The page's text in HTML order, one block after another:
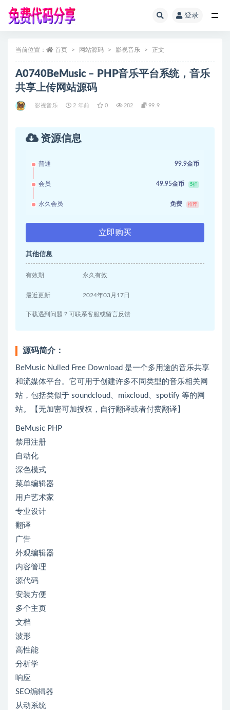
登录
当前位置： 首页 网站源码 影视音乐 正文
A0740BeMusic – PHP音乐平台系统，音乐
共享上传网站源码
影视音乐 2 年前 0 282 99.9
资源信息
普通 99.9金币
会员 49.95金币 5折
永久会员 免费 推荐
立即购买
其他信息
有效期 永久有效
最近更新 2024年03月17日
下载遇到问题？可联系客服或留言反馈
源码简介：
BeMusic Nulled Free Download 是一个多用途的音乐共享
和流媒体平台。它可用于创建许多不同类型的音乐相关网
站，包括类似于 soundcloud、mixcloud、spotify 等的网
站。【无加密可加授权，自行翻译或者付费翻译】
BeMusic PHP
禁用注册
自动化
深色模式
菜单编辑器
用户艺术家
专业设计
翻译
广告
外观编辑器
内容管理
源代码
安装方便
多个主页
文档
波形
高性能
分析学
响应
SEO编辑器
从动系统